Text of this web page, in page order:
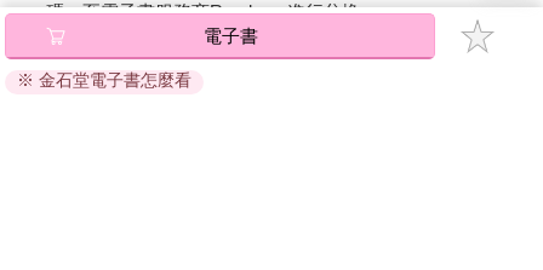
碼』至電子書服務商Readmoo進行兌換。
退換貨須知：
因版權保護，您在金石堂所購買的電子書僅能以金石堂專屬
電子書
※ 金石堂電子書怎麼看